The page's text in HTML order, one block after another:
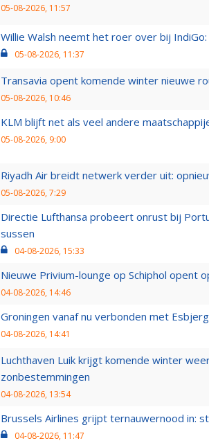
05-08-2026, 11:57
Willie Walsh neemt het roer over bij
05-08-2026, 11:37
Transavia opent komende winter nieuwe
05-08-2026, 10:46
KLM blijft net als veel andere
05-08-2026, 9:00
Riyadh Air breidt netwerk verder uit:
05-08-2026, 7:29
Directie Lufthansa probeert onrust bij
sussen
04-08-2026, 15:33
Nieuwe Privium-lounge op Schiphol opent
04-08-2026, 14:46
Groningen vanaf nu verbonden met
04-08-2026, 14:41
Luchthaven Luik krijgt komende winter
zonbestemmingen
04-08-2026, 13:54
Brussels Airlines grijpt ternauwernood in:
04-08-2026, 11:47